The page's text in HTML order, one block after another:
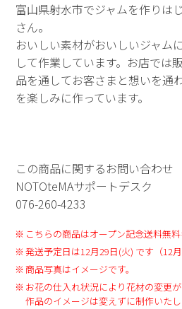
富山県射水市でジャムを作りは
さん。
おいしい素材がおいしいジャム
して作業しています。お店では
品を通してお客さまと想いを通
を楽しみに作っています。
この商品に関するお問い合わせ
NOTOteMAサポートデスク
076-260-4233
こちらの商品はオープン記念送料無
発送予定日は12月29日(火) です（12
商品写真はイメージです。
お花の仕入れ状況により花材の変更
作品のイメージは変えずに制作いたし